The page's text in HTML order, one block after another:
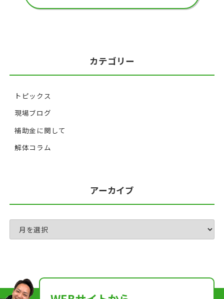
カテゴリー
トピックス
現場ブログ
補助金に関して
解体コラム
アーカイブ